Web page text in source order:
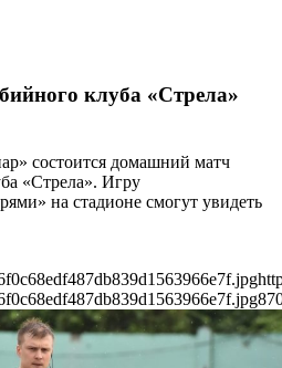
клуба «Стрела»
состоится домашний матч
«Стрела». Игру
на стадионе смогут увидеть